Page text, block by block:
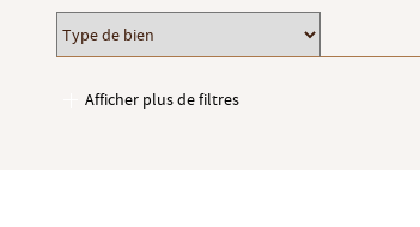
Type
de
bienAfficher plus de filtres
Garages / Parking